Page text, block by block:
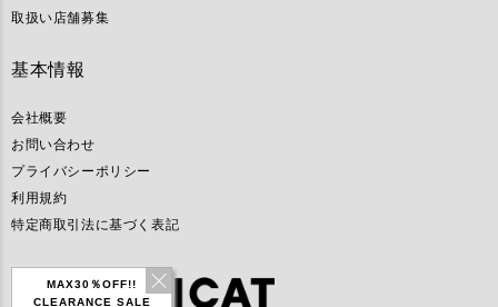
MAX30％OFF!!
CLEARANCE SALE
取扱い店舗募集
基本情報
会社概要
お問い合わせ
プライバシーポリシー
利用規約
特定商取引法に基づく表記